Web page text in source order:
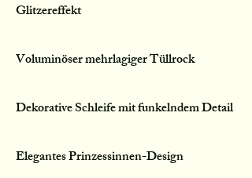
Glitzereffekt
Voluminöser mehrlagiger Tüllrock
Dekorative Schleife mit funkelndem Detail
Elegantes Prinzessinnen-Design